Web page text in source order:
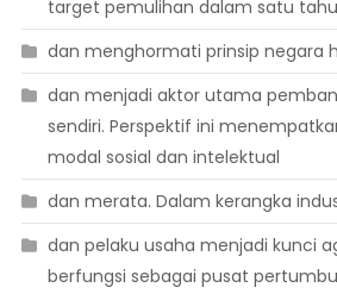
target pemulihan dalam satu
dan menghormati prinsip negara
dan menjadi aktor utama
sendiri. Perspektif ini
modal sosial dan intelektual
dan merata. Dalam kerangka
dan pelaku usaha menjadi kunci
berfungsi sebagai pusat